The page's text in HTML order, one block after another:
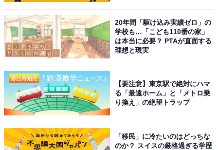
アター」を構築したい方はもちろん、映画の臨場感を極
限まで高めたい映画ファン、お気に入りのスピーカーを
マルチチャンネルで贅沢に鳴らしきりたいオーディオビ
す。
あわせて読みたい
【Amazonお買い得情報】マキタ「草刈機」
20年間「駆け込み実績ゼロ」の
学校も…「こども110番の家」
は本当に必要？ PTAが直面する
理想と現実
【要注意】東京駅で絶対にハマ
る「最遠ホーム」と「メトロ乗
り換え」の絶望トラップ
「移民」に冷たいのはどっちな
のか？ スイスの厳格過ぎる学歴